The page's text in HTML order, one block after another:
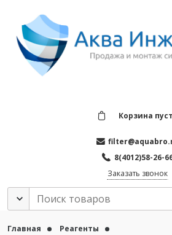
8(4012)58-26-
Заказать звонок
Корзина
Главная
Реагенты